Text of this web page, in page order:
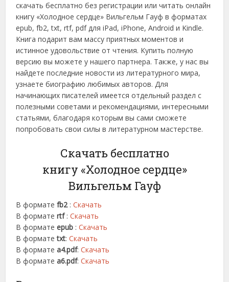
скачать бесплатно без регистрации или читать онлайн
книгу «Холодное сердце» Вильгельм Гауф в форматах
epub, fb2, txt, rtf, pdf для iPad, iPhone, Android и Kindle.
Книга подарит вам массу приятных моментов и
истинное удовольствие от чтения. Купить полную
версию вы можете у нашего партнера. Также, у нас вы
найдете последние новости из литературного мира,
узнаете биографию любимых авторов. Для
начинающих писателей имеется отдельный раздел с
полезными советами и рекомендациями, интересными
статьями, благодаря которым вы сами сможете
попробовать свои силы в литературном мастерстве.
Скачать бесплатно
книгу «Холодное сердце»
Вильгельм Гауф
В форматеfb2:Скачать
В форматеrtf :Скачать
В форматеepub :Скачать
В форматеtxt:Скачать
В форматеa4.pdf:Скачать
В форматеa6.pdf:Скачать